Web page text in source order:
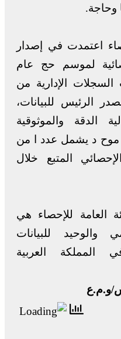
اعتمدت في إصدار
لموسم حج عام
السجلات الإدارية من
الرئيس للبيانات،
الدقة والموثوقية
موح د يشمل عدد ا من
المتبع خلال
العامة للإحصاء هي
والوحيد للبيانات
المملكة العربية
و.م.ع